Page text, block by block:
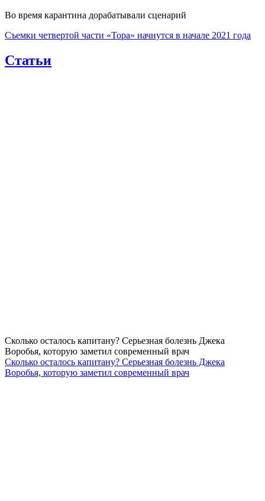
Во время карантина дорабатывали сценарий
Съемки четвертой части «Тора» начнутся в начале 2021 года
Статьи
Сколько осталось капитану? Серьезная болезнь Джека
Воробья, которую заметил современный врач
Сколько осталось капитану? Серьезная болезнь Джека
Воробья, которую заметил современный врач